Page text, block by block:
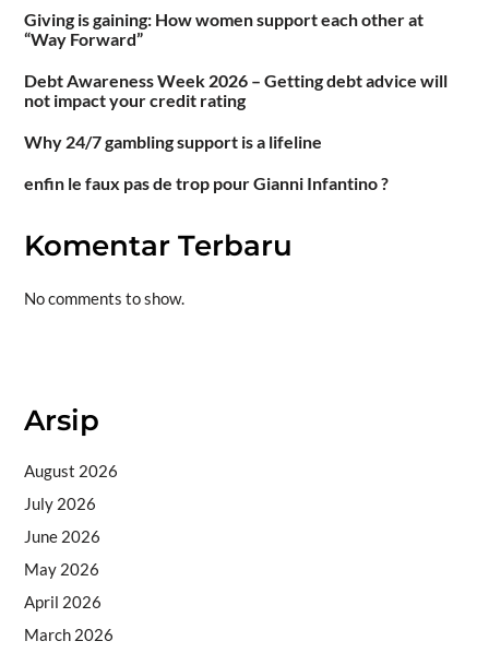
Giving is gaining: How women support each other at
“Way Forward”
Debt Awareness Week 2026 – Getting debt advice will
not impact your credit rating
Why 24/7 gambling support is a lifeline
enfin le faux pas de trop pour Gianni Infantino ?
Komentar Terbaru
No comments to show.
Arsip
August 2026
July 2026
June 2026
May 2026
April 2026
March 2026